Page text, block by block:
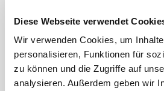
Diese Webseite verwendet
Wir verwenden Cookies, um
personalisieren, Funktionen für
zu können und die Zugriffe auf
analysieren. Außerdem geben wir